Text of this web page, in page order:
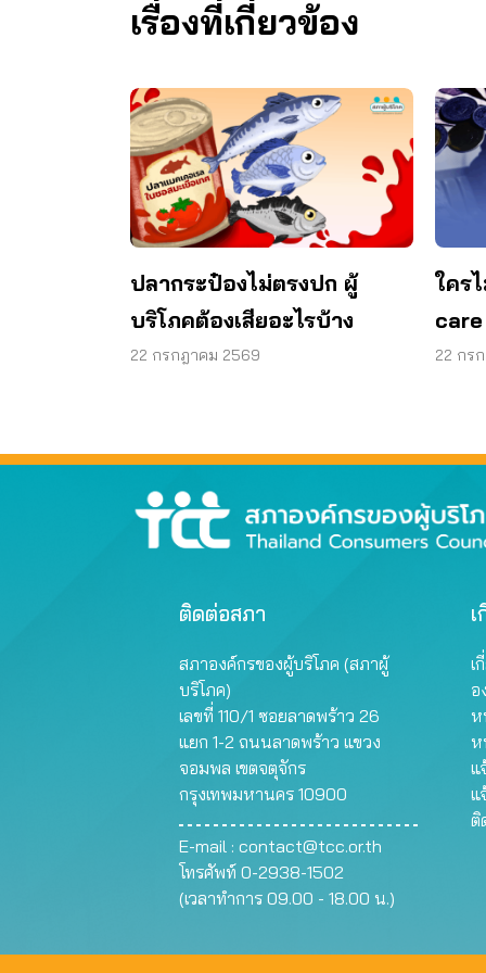
เรื่องที่เกี่ยวข้อง
ปลากระป๋องไม่ตรงปก ผู้
บริโภคต้องเสียอะไรบ้าง
22 กรกฎาคม 2569
ใคร
care
22 กร
ติดต่อสภา
สภาองค์กรของผู้บริโภค (สภาผู้
บริโภค)
เลขที่ 110/1 ซอยลาดพร้าว 26
แยก 1-2 ถนนลาดพร้าว แขวง
จอมพล เขตจตุจักร
กรุงเทพมหานคร 10900
E-mail : contact@tcc.or.th
โทรศัพท์ 0-2938-1502
(เวลาทำการ 09.00 - 18.00 น.)
เ
อ
ห
ห
แ
แ
ติ